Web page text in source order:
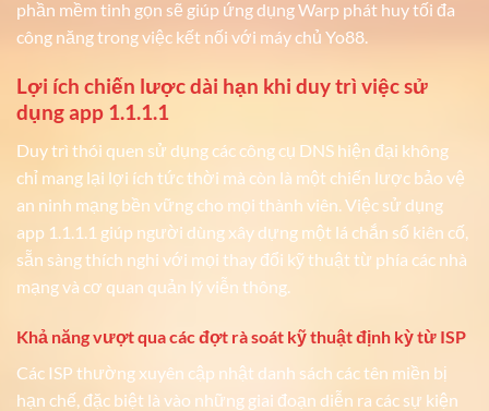
phần mềm tinh gọn sẽ giúp ứng dụng Warp phát huy tối đa
công năng trong việc kết nối với máy chủ Yo88.
Lợi ích chiến lược dài hạn khi duy trì việc sử
dụng app 1.1.1.1
Duy trì thói quen sử dụng các công cụ DNS hiện đại không
chỉ mang lại lợi ích tức thời mà còn là một chiến lược bảo vệ
an ninh mạng bền vững cho mọi thành viên. Việc sử dụng
app 1.1.1.1 giúp người dùng xây dựng một lá chắn số kiên cố,
sẵn sàng thích nghi với mọi thay đổi kỹ thuật từ phía các nhà
mạng và cơ quan quản lý viễn thông.
Khả năng vượt qua các đợt rà soát kỹ thuật định kỳ từ ISP
Các ISP thường xuyên cập nhật danh sách các tên miền bị
hạn chế, đặc biệt là vào những giai đoạn diễn ra các sự kiện